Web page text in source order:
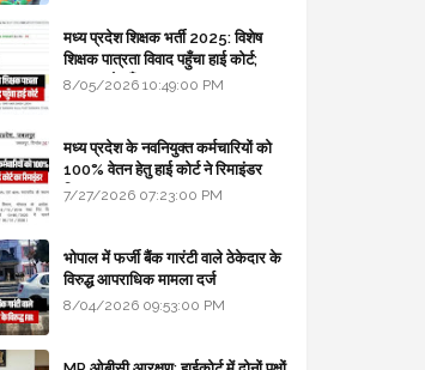
मध्य प्रदेश शिक्षक भर्ती 2025: विशेष
शिक्षक पात्रता विवाद पहुँचा हाई कोर्ट;
सरकार से माँगा जवाब
8/05/2026 10:49:00 PM
मध्य प्रदेश के नवनियुक्त कर्मचारियों को
100% वेतन हेतु हाई कोर्ट ने रिमाइंडर
लिखा
7/27/2026 07:23:00 PM
भोपाल में फर्जी बैंक गारंटी वाले ठेकेदार के
विरुद्ध आपराधिक मामला दर्ज
8/04/2026 09:53:00 PM